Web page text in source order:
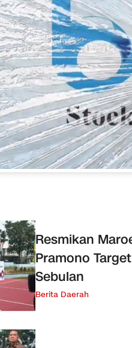
Resmikan
Pramono
Sebulan
Berita Daerah